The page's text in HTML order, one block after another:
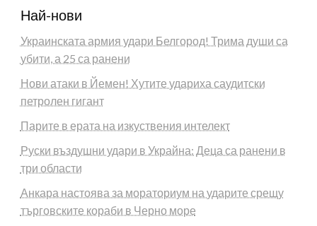
Най-нови
Украинската армия удари Белгород! Трима души са
убити, а 25 са ранени
Нови атаки в Йемен! Хутите удариха саудитски
петролен гигант
Парите в ерата на изкуствения интелект
Руски въздушни удари в Украйна: Деца са ранени в
три области
Анкара настоява за мораториум на ударите срещу
търговските кораби в Черно море